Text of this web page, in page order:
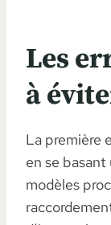
Les
à
La première
en se
modèles